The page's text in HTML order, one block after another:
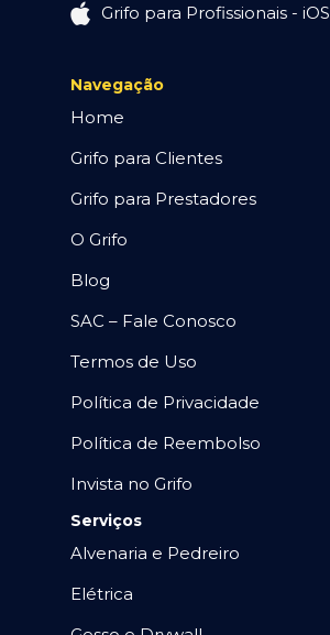
Grifo para Profissionais - iOS
Navegação
Home
Grifo para Clientes
Grifo para Prestadores
O Grifo
Blog
SAC – Fale Conosco
Termos de Uso
Política de Privacidade
Política de Reembolso
Invista no Grifo
Serviços
Alvenaria e Pedreiro
Elétrica